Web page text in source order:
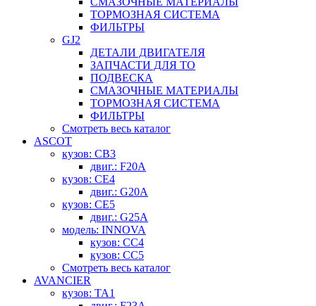
ТОРМОЗНАЯ СИСТЕМА
ФИЛЬТРЫ
GJ2
ДЕТАЛИ ДВИГАТЕЛЯ
ЗАПЧАСТИ ДЛЯ ТО
ПОДВЕСКА
СМАЗОЧНЫЕ МАТЕРИАЛЫ
ТОРМОЗНАЯ СИСТЕМА
ФИЛЬТРЫ
Смотреть весь каталог
ASCOT
кузов: CB3
двиг.: F20A
кузов: CE4
двиг.: G20A
кузов: CE5
двиг.: G25A
модель: INNOVA
кузов: CC4
кузов: CC5
Смотреть весь каталог
AVANCIER
кузов: TA1